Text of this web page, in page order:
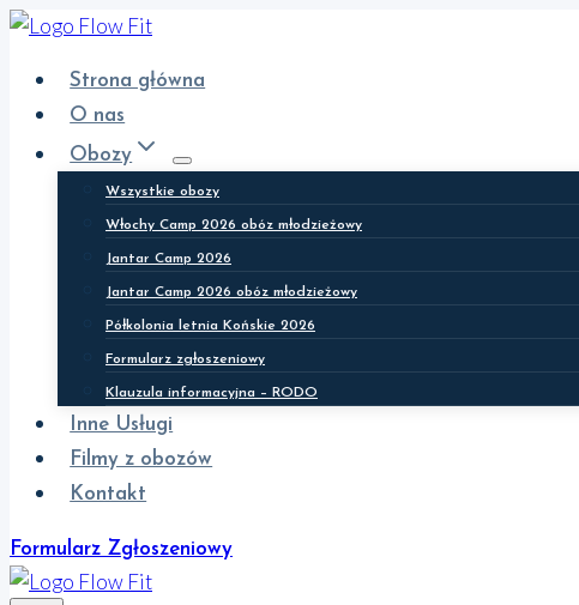
Przejdź
treści
Strona główna
O nas
Obozy
Wszystkie obozy
Włochy Camp 2026 obóz młodzieżowy
Jantar Camp 2026
Jantar Camp 2026 obóz młodzieżowy
Półkolonia letnia Końskie 2026
Formularz zgłoszeniowy
Klauzula informacyjna – RODO
Inne Usługi
Filmy z obozów
Kontakt
Formularz Zgłoszeniowy